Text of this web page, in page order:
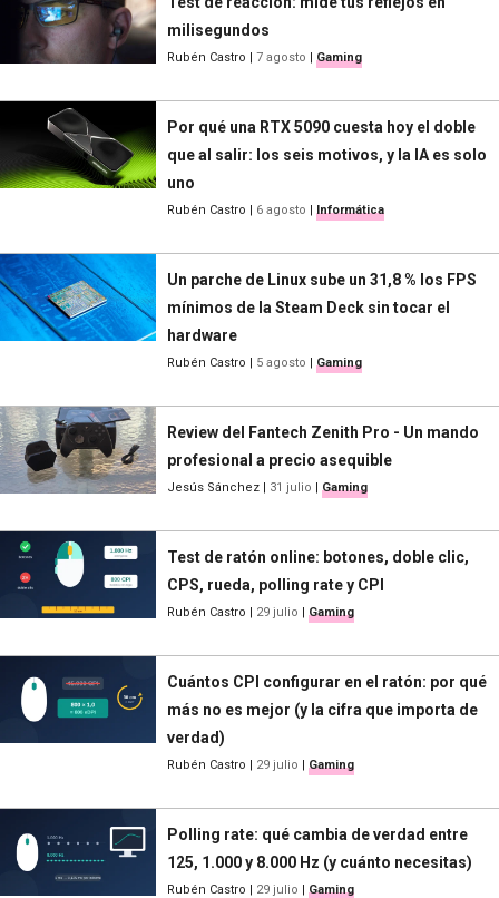
milisegundos
Rubén Castro | 7 agosto | Gaming
Por qué una RTX 5090 cuesta hoy el doble
que al salir: los seis motivos, y la IA es solo
uno
Rubén Castro | 6 agosto | Informática
Un parche de Linux sube un 31,8 % los FPS
mínimos de la Steam Deck sin tocar el
hardware
Rubén Castro | 5 agosto | Gaming
Review del Fantech Zenith Pro - Un mando
profesional a precio asequible
Jesús Sánchez | 31 julio | Gaming
Test de ratón online: botones, doble clic,
CPS, rueda, polling rate y CPI
Rubén Castro | 29 julio | Gaming
Cuántos CPI configurar en el ratón: por qué
más no es mejor (y la cifra que importa de
verdad)
Rubén Castro | 29 julio | Gaming
Polling rate: qué cambia de verdad entre
125, 1.000 y 8.000 Hz (y cuánto necesitas)
Rubén Castro | 29 julio | Gaming